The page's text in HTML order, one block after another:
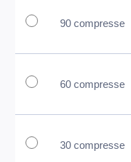
90 compresse
60 compresse
30 compresse